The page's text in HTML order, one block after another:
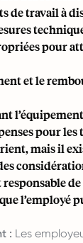
de travail à
pour
et le
pour les
mais il
responsable
l’employé
: Les